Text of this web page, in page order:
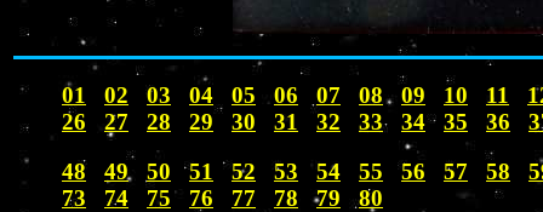
01 02 03 04 05 06 07 08 09 10 11
26
27 28 29 30 31 32 33 34 35 36
48
49 50 51 52 53 54 55 56 57 58
73
74 75 76 77 78 79 80